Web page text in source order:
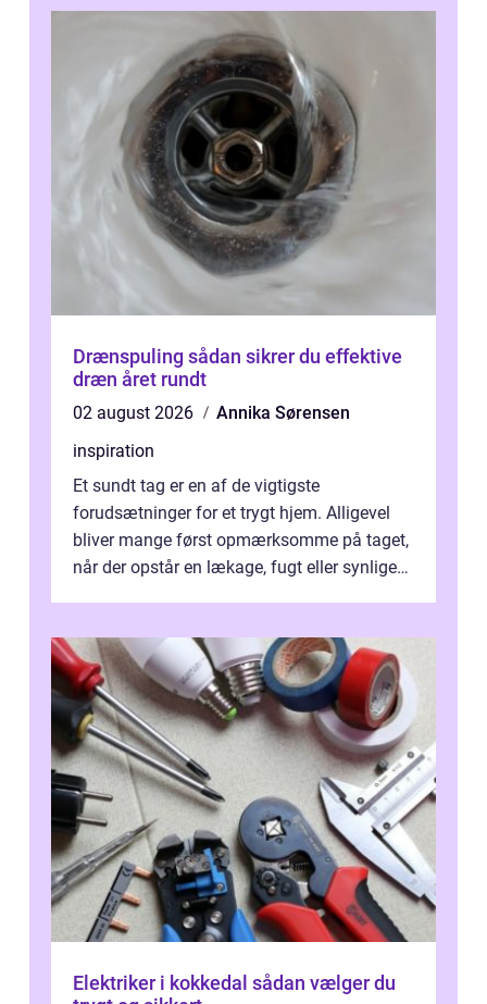
Drænspuling sådan sikrer du effektive
dræn året rundt
02 august 2026
Annika Sørensen
inspiration
Et sundt tag er en af de vigtigste
forudsætninger for et trygt hjem. Alligevel
bliver mange først opmærksomme på taget,
når der opstår en lækage, fugt eller synlige
Elektriker i kokkedal sådan vælger du